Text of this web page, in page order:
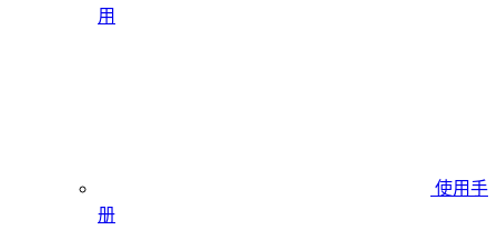
用
使用手
册